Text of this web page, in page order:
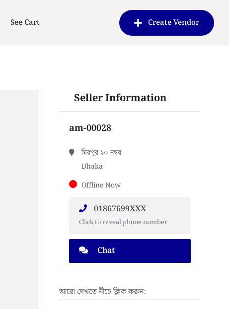
See Cart Create Vendor
Seller Information
am-00028
মিরপুর ১০ নম্বর
Dhaka
Offline Now
01867699XXX
Click to reveal phone number
Chat
আরো দেখতে নীচে ক্লিক করুন: